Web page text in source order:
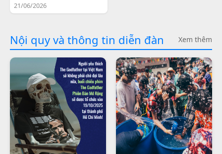
21/06/2026
Nội quy và thông tin diễn đàn Xem thêm